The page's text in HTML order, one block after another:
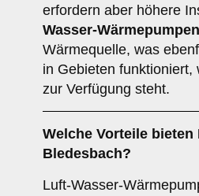
erfordern aber höhere
Wasser-Wärmepumpen
Wärmequelle, was
in Gebieten
zur Verfügung steht.
Welche Vorteile bieten
Bledesbach?
Luft-Wasser-